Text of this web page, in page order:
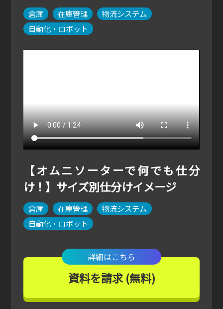
倉庫 在庫管理
物流システム
自動化・ロボット
【オムニソーターで何でも仕分
け！】サイズ別仕分けイメージ
倉庫 在庫管理
物流システム
自動化・ロボット
詳細はこちら
資料を請求 (無料)